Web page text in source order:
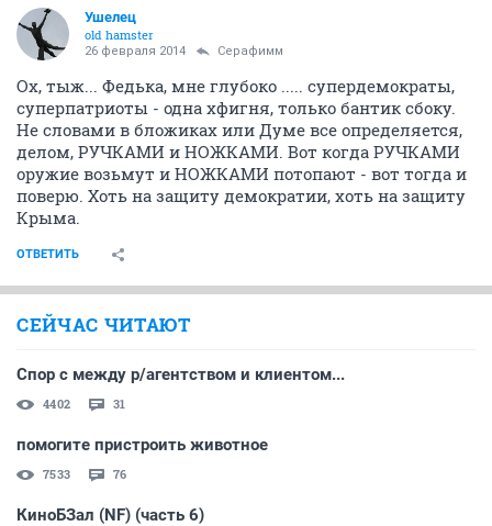
Ушелец
old hamster
26 февраля 2014 Серафимм
Ох, тыж... Федька, мне глубоко ..... супердемократы,
суперпатриоты - одна хфигня, только бантик сбоку.
Не словами в бложиках или Думе все определяется,
делом, РУЧКАМИ и НОЖКАМИ. Вот когда РУЧКАМИ
оружие возьмут и НОЖКАМИ потопают - вот тогда и
поверю. Хоть на защиту демократии, хоть на защиту
Крыма.
ОТВЕТИТЬ
СЕЙЧАС ЧИТАЮТ
Спор с между р/агентством и клиентом...
4402 31
помогите пристроить животное
7533 76
КиноБЗал (NF) (часть 6)